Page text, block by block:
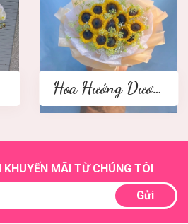
Hoa Hướng Dương
MÃI TỪ CHÚNG TÔI
Gửi